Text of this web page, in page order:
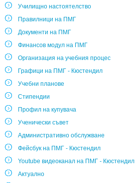
Училищно настоятелство
Правилници на ПМГ
Документи на ПМГ
Финансов модул на ПМГ
Организация на учебния процес
Графици на ПМГ - Кюстендил
Учебни планове
Стипендии
Профил на купувача
Ученически съвет
Административно обслужване
Фейсбук на ПМГ - Кюстендил
Youtube видеоканал на ПМГ - Кюстендил
Актуално